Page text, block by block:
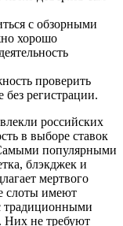
с обзорными
хорошо
проверить
без регистрации.
российских
в выборе ставок
популярными
блэкджек и
мертвого
слоты имеют
традиционными
Них не требуют